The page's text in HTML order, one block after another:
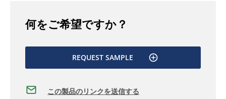
何をご希望ですか？
REQUEST SAMPLE
この製品のリンクを送信する